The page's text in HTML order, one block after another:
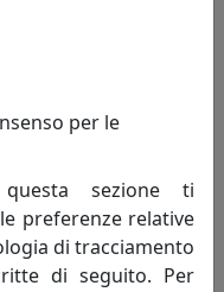
sul Sito si
Paypal permette di
credito/prepagata o
per il cliente e non è
conto.
per le
sezione ti
preferenze relative
di tracciamento
di seguito. Per